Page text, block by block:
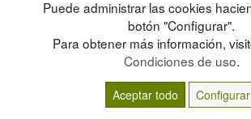
CONDICIONES DE USO
CAMBIOS Y DEVOLUCIONES
CONTACTO
INGRESA A
© residuos.com - Todos los derechos
Puede administrar las cookies
botón "Configurar".
Para obtener más información,
Condiciones de uso.
Aceptar todo Configurar